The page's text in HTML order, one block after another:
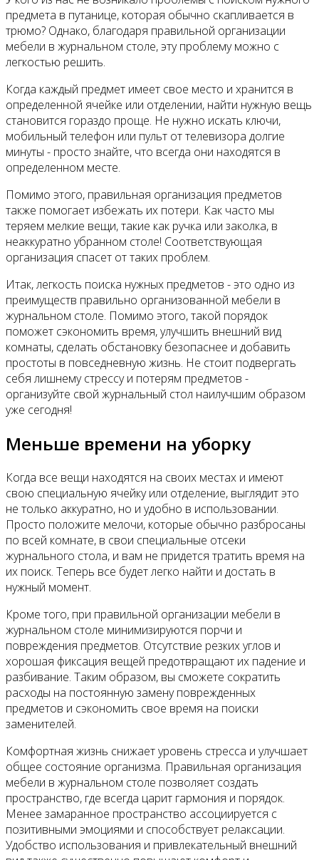
предмета в путанице, которая обычно скапливается в
трюмо? Однако, благодаря правильной организации
мебели в журнальном столе, эту проблему можно с
легкостью решить.
Когда каждый предмет имеет свое место и хранится в
определенной ячейке или отделении, найти нужную вещь
становится гораздо проще. Не нужно искать ключи,
мобильный телефон или пульт от телевизора долгие
минуты - просто знайте, что всегда они находятся в
определенном месте.
Помимо этого, правильная организация предметов
также помогает избежать их потери. Как часто мы
теряем мелкие вещи, такие как ручка или заколка, в
неаккуратно убранном столе! Соответствующая
организация спасет от таких проблем.
Итак, легкость поиска нужных предметов - это одно из
преимуществ правильно организованной мебели в
журнальном столе. Помимо этого, такой порядок
поможет сэкономить время, улучшить внешний вид
комнаты, сделать обстановку безопаснее и добавить
простоты в повседневную жизнь. Не стоит подвергать
себя лишнему стрессу и потерям предметов -
организуйте свой журнальный стол наилучшим образом
уже сегодня!
Меньше времени на уборку
Когда все вещи находятся на своих местах и имеют
свою специальную ячейку или отделение, выглядит это
не только аккуратно, но и удобно в использовании.
Просто положите мелочи, которые обычно разбросаны
по всей комнате, в свои специальные отсеки
журнального стола, и вам не придется тратить время на
их поиск. Теперь все будет легко найти и достать в
нужный момент.
Кроме того, при правильной организации мебели в
журнальном столе минимизируются порчи и
повреждения предметов. Отсутствие резких углов и
хорошая фиксация вещей предотвращают их падение и
разбивание. Таким образом, вы сможете сократить
расходы на постоянную замену поврежденных
предметов и сэкономить свое время на поиски
заменителей.
Комфортная жизнь снижает уровень стресса и улучшает
общее состояние организма. Правильная организация
мебели в журнальном столе позволяет создать
пространство, где всегда царит гармония и порядок.
Менее замаранное пространство ассоциируется с
позитивными эмоциями и способствует релаксации.
Удобство использования и привлекательный внешний